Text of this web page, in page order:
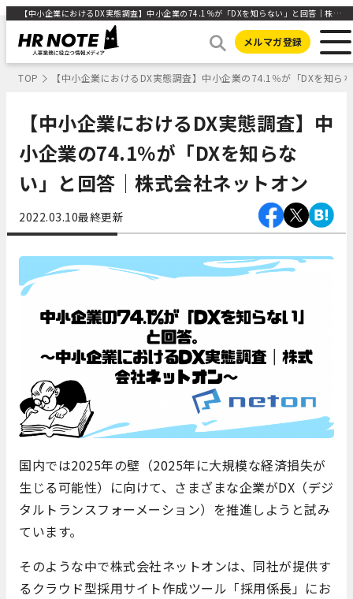
【中小企業におけるDX実態調査】中小企業の74.1％が「DXを知らない」と回答│株式会社ネットオン ｜HR NOTE
メルマガ登録
TOP 【中小企業におけるDX実態調査】中小企業の74.1％が「DXを知
【中小企業におけるDX実態調査】中
小企業の74.1％が「DXを知らな
い」と回答│株式会社ネットオン
2022.03.10最終更新
国内では2025年の壁（2025年に大規模な経済損失が
生じる可能性）に向けて、さまざまな企業がDX（デジ
タルトランスフォーメーション）を推進しようと試み
ています。
そのような中で株式会社ネットオンは、同社が提供す
るクラウド型採用サイト作成ツール「採用係長」にお